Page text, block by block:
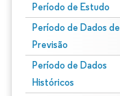
Período de Estudo
Período de Dados de
Previsão
Período de Dados
Históricos